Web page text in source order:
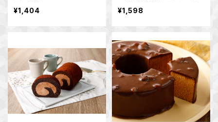
¥1,404
ごショートケーキロール
¥1,598